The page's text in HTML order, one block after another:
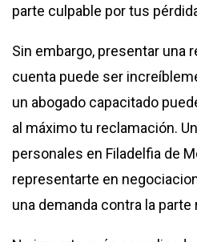
parte culpable por tus
Sin embargo, presentar una
cuenta puede ser
un abogado capacitado
al máximo tu reclamación. Un
personales en Filadelfia de
representarte en
una demanda contra la parte